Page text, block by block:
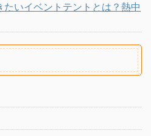
いイベントテントとは？熱中